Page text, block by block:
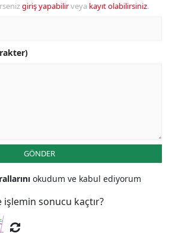
giriş yapabilirveya kayıt olabilirsiniz.
GÖNDER
okudum ve kabul ediyorum
işlemin sonucu kaçtır?